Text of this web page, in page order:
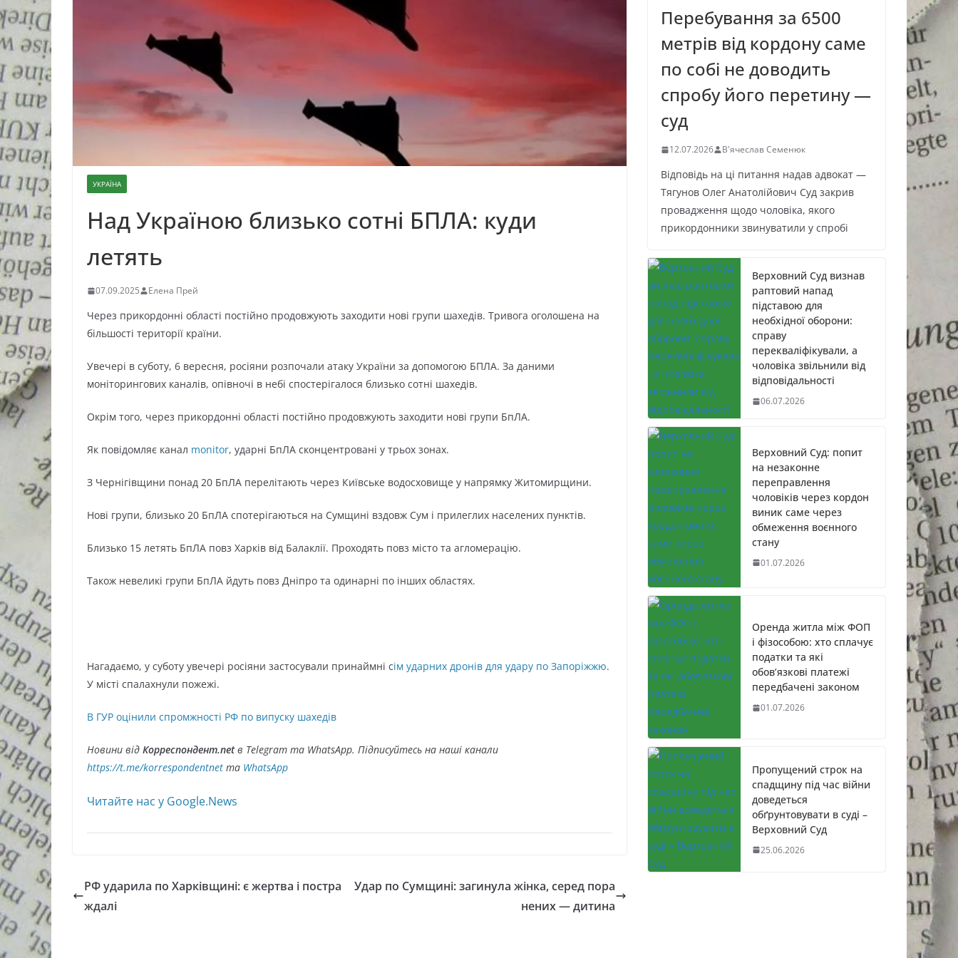
УКРАЇНА
Над Україною близько сотні БПЛА: куди
летять
07.09.2025 Елена Прей
Через прикордонні області постійно продовжують заходити нові групи шахедів. Тривога оголошена на
більшості території країни.
Увечері в суботу, 6 вересня, росіяни розпочали атаку України за допомогою БПЛА. За даними
моніторингових каналів, опівночі в небі спостерігалося близько сотні шахедів.
Окрім того, через прикордонні області постійно продовжують заходити нові групи БпЛА.
Як повідомляє канал monitor, ударні БпЛА сконцентровані у трьох зонах.
З Чернігівщини понад 20 БпЛА перелітають через Київське водосховище у напрямку Житомирщини.
Нові групи, близько 20 БпЛА спотерігаються на Сумщині вздовж Сум і прилеглих населених пунктів.
Близько 15 летять БпЛА повз Харків від Балаклії. Проходять повз місто та агломерацію.
Також невеликі групи БпЛА йдуть повз Дніпро та одинарні по інших областях.
Нагадаємо, у суботу увечері росіяни застосували принаймні сім ударних дронів для удару по Запоріжжю.
У місті спалахнули пожежі.
В ГУР оцінили спромжності РФ по випуску шахедів
Новини від Корреспондент.netв Telegram та WhatsApp. Підписуйтесь на наші канали
https://t.me/korrespondentnet та WhatsApp
Читайте нас у Google.News
РФ ударила по Харківщині: є жертва і постра
ждалі
Удар по Сумщині: загинула жінка, серед пора
нених — дитина
Перебування за 6500
метрів від кордону саме
по собі не доводить
спробу його перетину —
суд
12.07.2026 В'ячеслав Семенюк
Відповідь на ці питання надав адвокат —
Тягунов Олег Анатолійович Суд закрив
провадження щодо чоловіка, якого
прикордонники звинуватили у спробі
Верховний Суд визнав
раптовий напад
підставою для
необхідної оборони:
справу
перекваліфікували, а
чоловіка звільнили від
відповідальності
06.07.2026
Верховний Суд: попит
на незаконне
переправлення
чоловіків через кордон
виник саме через
обмеження воєнного
стану
01.07.2026
Оренда житла між ФОП
і фізособою: хто сплачує
податки та які
обов’язкові платежі
передбачені законом
01.07.2026
Пропущений строк на
спадщину під час війни
доведеться
обґрунтовувати в суді –
Верховний Суд
25.06.2026